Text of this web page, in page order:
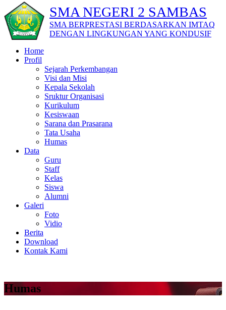
SMA NEGERI 2 SAMBAS
SMA BERPRESTASI BERDASARKAN IMTAQ
DENGAN LINGKUNGAN YANG KONDUSIF
Home
Profil
Sejarah Perkembangan
Visi dan Misi
Kepala Sekolah
Sruktur Organisasi
Kurikulum
Kesiswaan
Sarana dan Prasarana
Tata Usaha
Humas
Data
Guru
Staff
Kelas
Siswa
Alumni
Galeri
Foto
Vidio
Berita
Download
Kontak Kami
Humas